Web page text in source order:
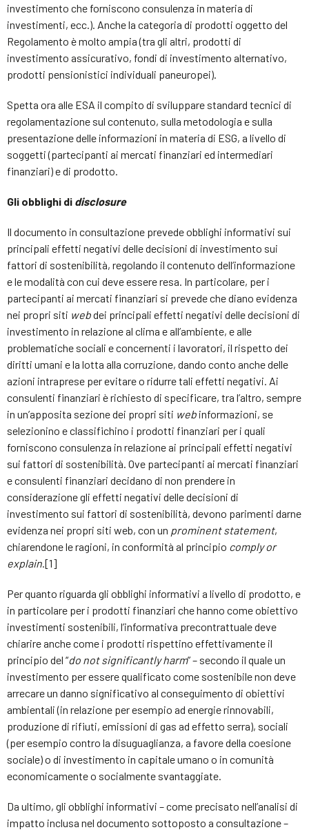
investimento che forniscono consulenza in materia di
investimenti, ecc.). Anche la categoria di prodotti oggetto del
Regolamento è molto ampia (tra gli altri, prodotti di
investimento assicurativo, fondi di investimento alternativo,
prodotti pensionistici individuali paneuropei).
Spetta ora alle ESA il compito di sviluppare standard tecnici di
regolamentazione sul contenuto, sulla metodologia e sulla
presentazione delle informazioni in materia di ESG, a livello di
soggetti (partecipanti ai mercati finanziari ed intermediari
finanziari) e di prodotto.
Gli obblighi di disclosure
Il documento in consultazione prevede obblighi informativi sui
principali effetti negativi delle decisioni di investimento sui
fattori di sostenibilità, regolando il contenuto dell’informazione
e le modalità con cui deve essere resa. In particolare, per i
partecipanti ai mercati finanziari si prevede che diano evidenza
nei propri siti webdei principali effetti negativi delle decisioni di
investimento in relazione al clima e all’ambiente, e alle
problematiche sociali e concernenti i lavoratori, il rispetto dei
diritti umani e la lotta alla corruzione, dando conto anche delle
azioni intraprese per evitare o ridurre tali effetti negativi. Ai
consulenti finanziari è richiesto di specificare, tra l’altro, sempre
in un’apposita sezione dei propri siti web informazioni, se
selezionino e classifichino i prodotti finanziari per i quali
forniscono consulenza in relazione ai principali effetti negativi
sui fattori di sostenibilità. Ove partecipanti ai mercati finanziari
e consulenti finanziari decidano di non prendere in
considerazione gli effetti negativi delle decisioni di
investimento sui fattori di sostenibilità, devono parimenti darne
evidenza nei propri siti web, con un prominent statement,
chiarendone le ragioni, in conformità al principio comply or
explain .[1]
Per quanto riguarda gli obblighi informativi a livello di prodotto, e
in particolare per i prodotti finanziari che hanno come obiettivo
investimenti sostenibili, l’informativa precontrattuale deve
chiarire anche come i prodotti rispettino effettivamente il
principio del “do not significantly harm” – secondo il quale un
investimento per essere qualificato come sostenibile non deve
arrecare un danno significativo al conseguimento di obiettivi
ambientali (in relazione per esempio ad energie rinnovabili,
produzione di rifiuti, emissioni di gas ad effetto serra), sociali
(per esempio contro la disuguaglianza, a favore della coesione
sociale) o di investimento in capitale umano o in comunità
economicamente o socialmente svantaggiate.
Da ultimo, gli obblighi informativi – come precisato nell’analisi di
impatto inclusa nel documento sottoposto a consultazione –